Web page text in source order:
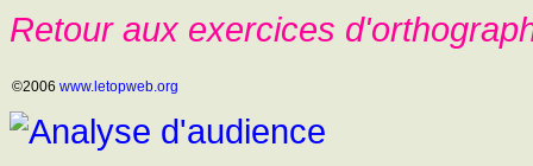
Retour aux exercices
©2006 www.letopweb.org